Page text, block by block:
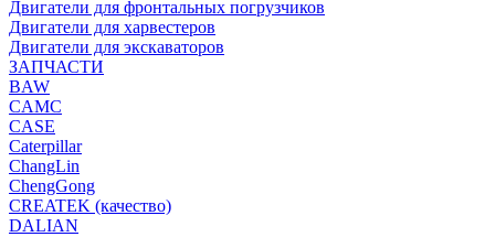
Двигатели для фронтальных погрузчиков
Двигатели для харвестеров
Двигатели для экскаваторов
ЗАПЧАСТИ
BAW
CAMC
CASE
Caterpillar
ChangLin
ChengGong
CREATEK (качество)
DALIAN